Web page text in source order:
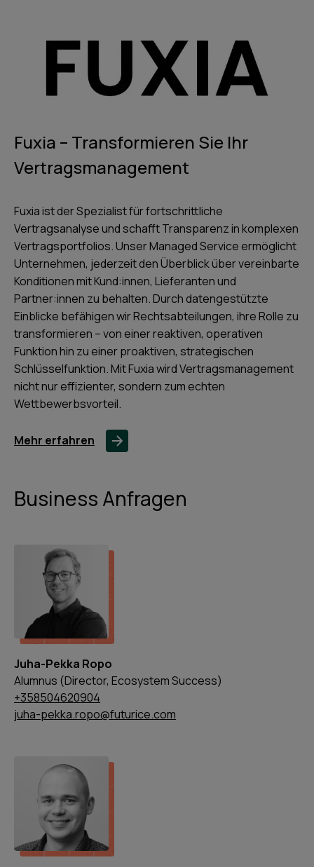
Fuxia – Transformieren Sie Ihr
Vertragsmanagement
Fuxia ist der Spezialist für fortschrittliche
Vertragsanalyse und schafft Transparenz in komplexen
Vertragsportfolios. Unser Managed Service ermöglicht
Unternehmen, jederzeit den Überblick über vereinbarte
Konditionen mit Kund:innen, Lieferanten und
Partner:innen zu behalten. Durch datengestützte
Einblicke befähigen wir Rechtsabteilungen, ihre Rolle zu
transformieren – von einer reaktiven, operativen
Funktion hin zu einer proaktiven, strategischen
Schlüsselfunktion. Mit Fuxia wird Vertragsmanagement
nicht nur effizienter, sondern zum echten
Wettbewerbsvorteil.
Mehr erfahren
Business Anfragen
Juha-Pekka Ropo
Alumnus (Director, Ecosystem Success)
+358504620904
juha-pekka.ropo@futurice.com